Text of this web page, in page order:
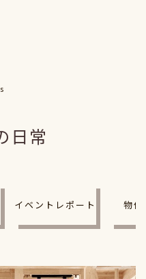
日常
イベントレポート 物